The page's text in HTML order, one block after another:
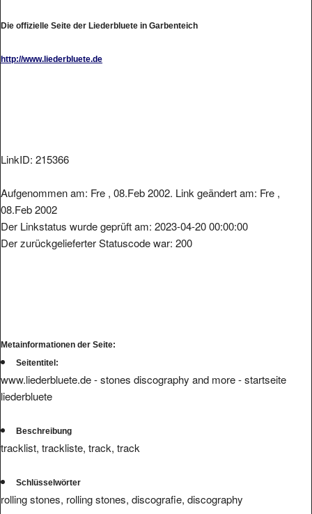
Die offizielle Seite der Liederbluete in Garbenteich
http://www.liederbluete.de
LinkID: 215366
Aufgenommen am: Fre , 08.Feb 2002. Link geändert am: Fre ,
08.Feb 2002
Der Linkstatus wurde geprüft am: 2023-04-20 00:00:00
Der zurückgelieferter Statuscode war: 200
Metainformationen der Seite:
Seitentitel:
www.liederbluete.de - stones discography and more - startseite
liederbluete
Beschreibung
tracklist, trackliste, track, track
Schlüsselwörter
rolling stones, rolling stones, discografie, discography